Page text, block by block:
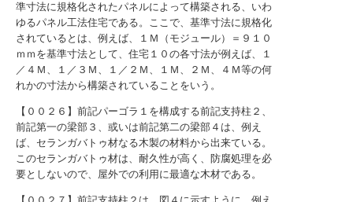
準寸法に規格化されたパネルによって構築される、いわ
ゆるパネル工法住宅である。ここで、基準寸法に規格化
されているとは、例えば、１Ｍ（モジュール）＝９１０
ｍｍを基準寸法として、住宅１０の各寸法が例えば、１
／４Ｍ、１／３Ｍ、１／２Ｍ、１Ｍ、２Ｍ、４Ｍ等の何
れかの寸法から構築されていることをいう。
【００２６】前記パーゴラ１を構成する前記支持柱２、
前記第一の梁部３、或いは前記第二の梁部４は、例え
ば、セランガバトゥ材なる木製の材料から出来ている。
このセランガバトゥ材は、耐久性が高く、防腐処理を必
要としないので、屋外での利用に最適な木材である。